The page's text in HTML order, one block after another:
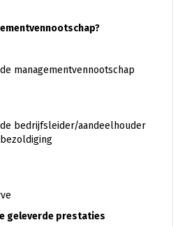
managementvennootschap
bedrijfsleider/aandeelhouder
geleverde prestaties